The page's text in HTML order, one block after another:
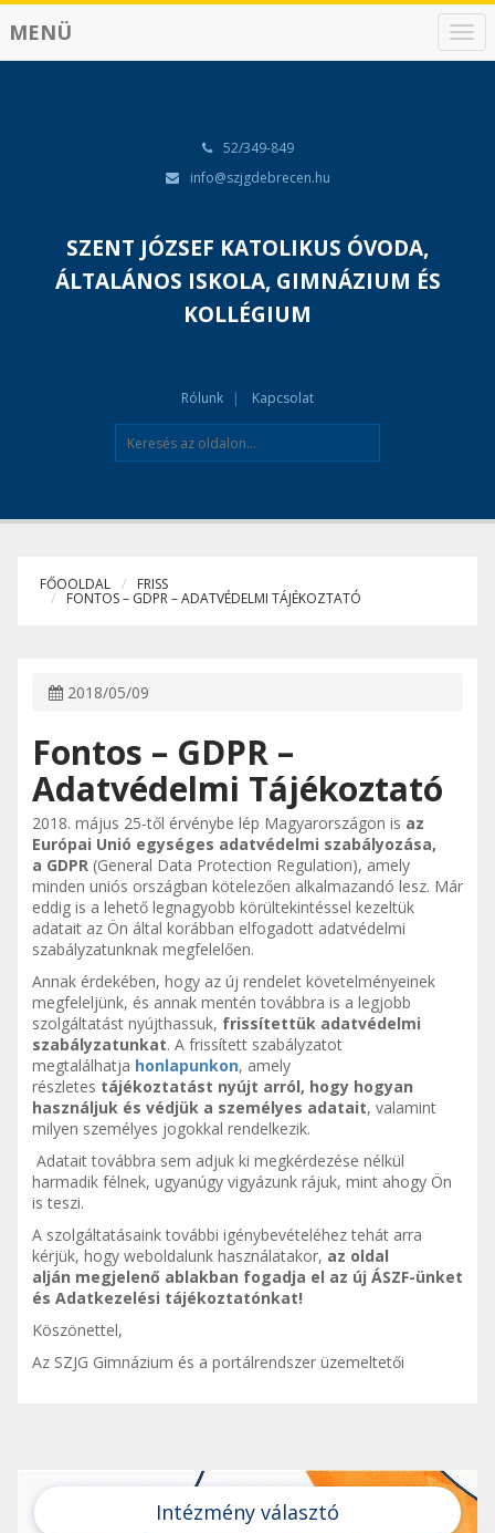
N
a
MENÜ
52/349-849
info@szjgdebrecen.hu
SZENT JÓZSEF KATOLIKUS ÓVODA,
ÁLTALÁNOS ISKOLA, GIMNÁZIUM ÉS
KOLLÉGIUM
Rólunk Kapcsolat
FŐOOLDAL FRISS
FONTOS – GDPR – ADATVÉDELMI TÁJÉKOZTATÓ
2018/05/09
Fontos – GDPR –
Adatvédelmi Tájékoztató
2018. május 25-től érvénybe lép Magyarországon is az
Európai Unió egységes adatvédelmi szabályozása,
a GDPR (General Data Protection Regulation), amely
minden uniós országban kötelezően alkalmazandó lesz. Már
eddig is a lehető legnagyobb körültekintéssel kezeltük
adatait az Ön által korábban elfogadott adatvédelmi
szabályzatunknak megfelelően.
Annak érdekében, hogy az új rendelet követelményeinek
megfeleljünk, és annak mentén továbbra is a legjobb
szolgáltatást nyújthassuk, frissítettük adatvédelmi
szabályzatunkat. A frissített szabályzatot
megtalálhatja honlapunkon, amely
részletes tájékoztatást nyújt arról, hogy hogyan
használjuk és védjük a személyes adatait, valamint
milyen személyes jogokkal rendelkezik.
Adatait továbbra sem adjuk ki megkérdezése nélkül
harmadik félnek, ugyanúgy vigyázunk rájuk, mint ahogy Ön
is teszi.
A szolgáltatásaink további igénybevételéhez tehát arra
kérjük, hogy weboldalunk használatakor, az oldal
alján megjelenő ablakban fogadja el az új ÁSZF-ünket
és Adatkezelési tájékoztatónkat!
Köszönettel,
Az SZJG Gimnázium és a portálrendszer üzemeltetői
Intézmény választó